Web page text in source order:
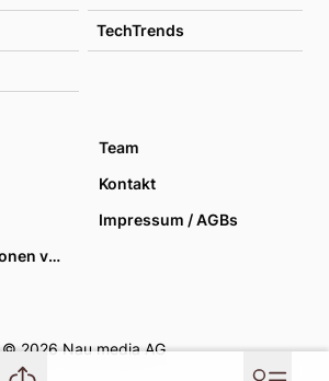
TechTrends
Team
Kontakt
Impressum / AGBs
Datenschutzoptionen verwalten
© 2026 Nau media AG